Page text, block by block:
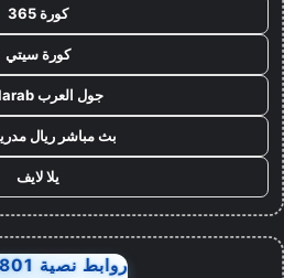
كورة 365
كورة سيتي
جول العرب goalarab
بث مباشر ريال
يلا لايف
روابط نصية AA32801